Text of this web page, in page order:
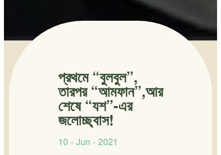
প্রথমে “বুলবুল”,
তারপর “আমফান”,আর
শেষে “যশ”-এর
জলোচ্ছ্বাস!
10 - Jun - 2021